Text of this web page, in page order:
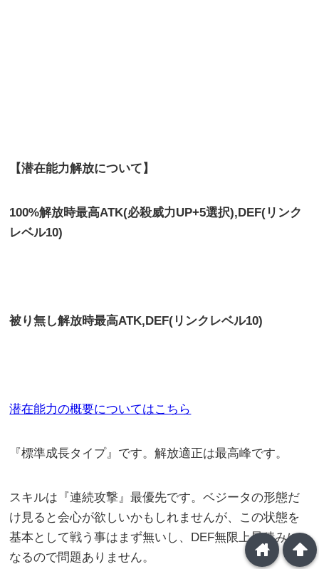
【潜在能力解放について】
100%解放時最高ATK(必殺威力UP+5選択),DEF(リンク
レベル10)
被り無し解放時最高ATK,DEF(リンクレベル10)
潜在能力の概要についてはこちら
『標準成長タイプ』です。解放適正は最高峰です。
スキルは『連続攻撃』最優先です。ベジータの形態だ
け見ると会心が欲しいかもしれませんが、この状態を
基本として戦う事はまず無いし、DEF無限上昇積みに
なるので問題ありません。
arrowup
home